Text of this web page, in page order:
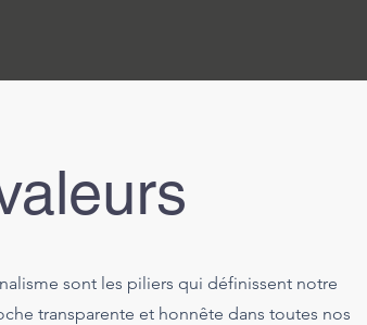
sont les piliers qui définissent notre
transparente et honnête dans toutes nos